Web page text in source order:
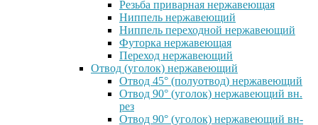
Резьба приварная нержавеющая
Ниппель нержавеющий
Ниппель переходной нержавеющий
Футорка нержавеющая
Переход нержавеющий
Отвод (уголок) нержавеющий
Отвод 45° (полуотвод) нержавеющий
Отвод 90° (уголок) нержавеющий вн.
рез
Отвод 90° (уголок) нержавеющий вн-